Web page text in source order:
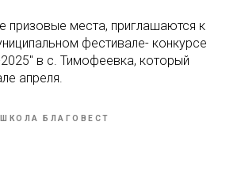
призовые места, приглашаются к
фестивале- конкурсе
в с. Тимофеевка, который
апреля.
ШКОЛА БЛАГОВЕСТ